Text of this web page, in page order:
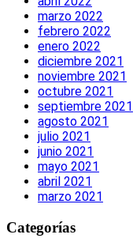
marzo 2022
febrero 2022
enero 2022
diciembre 2021
noviembre 2021
octubre 2021
septiembre 2021
agosto 2021
julio 2021
junio 2021
mayo 2021
abril 2021
marzo 2021
Categorías